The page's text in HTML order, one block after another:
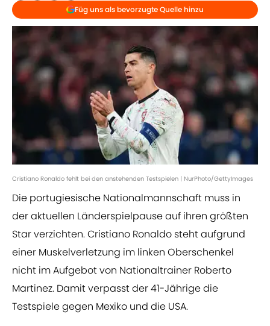
Füg uns als bevorzugte Quelle hinzu
Cristiano Ronaldo fehlt bei den anstehenden Testspielen | NurPhoto/GettyImages
Die portugiesische Nationalmannschaft muss in
der aktuellen Länderspielpause auf ihren größten
Star verzichten. Cristiano Ronaldo steht aufgrund
einer Muskelverletzung im linken Oberschenkel
nicht im Aufgebot von Nationaltrainer Roberto
Martinez. Damit verpasst der 41-Jährige die
Testspiele gegen Mexiko und die USA.